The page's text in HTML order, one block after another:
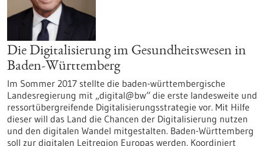
Die Digitalisierung im Gesundheitswesen in
Baden-Württemberg
Im Sommer 2017 stellte die baden-württembergische
Landesregierung mit „digital@bw“ die erste landesweite und
ressortübergreifende Digitalisierungsstrategie vor. Mit Hilfe
dieser will das Land die Chancen der Digitalisierung nutzen
und den digitalen Wandel mitgestalten. Baden-Württemberg
soll zur digitalen Leitregion Europas werden. Koordiniert